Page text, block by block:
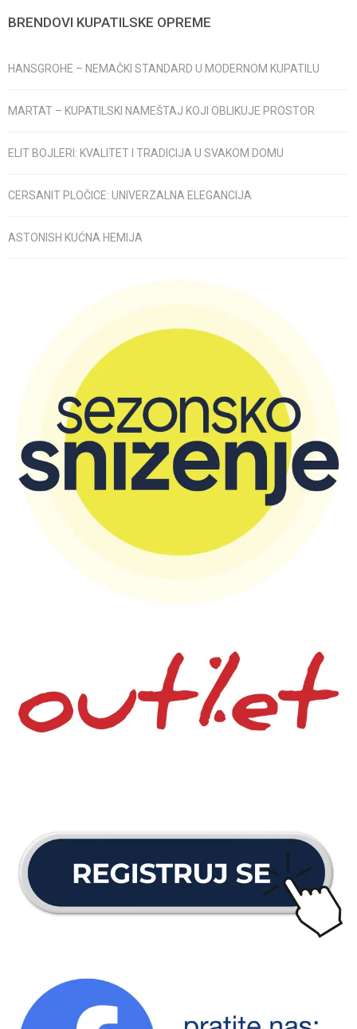
BRENDOVI KUPATILSKE OPREME
HANSGROHE – NEMAČKI STANDARD U MODERNOM KUPATILU
MARTAT – KUPATILSKI NAMEŠTAJ KOJI OBLIKUJE PROSTOR
ELIT BOJLERI: KVALITET I TRADICIJA U SVAKOM DOMU
CERSANIT PLOČICE: UNIVERZALNA ELEGANCIJA
ASTONISH KUĆNA HEMIJA